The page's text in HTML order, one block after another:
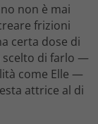
non è mai
frizioni
certa dose di
scelto di farlo —
come Elle —
attrice al di